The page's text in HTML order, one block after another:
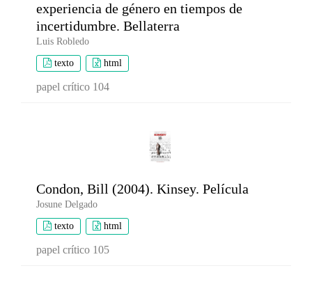
experiencia de género en tiempos de
incertidumbre. Bellaterra
Luis Robledo
texto html
papel crítico 104
Condon, Bill (2004). Kinsey. Película
Josune Delgado
texto html
papel crítico 105